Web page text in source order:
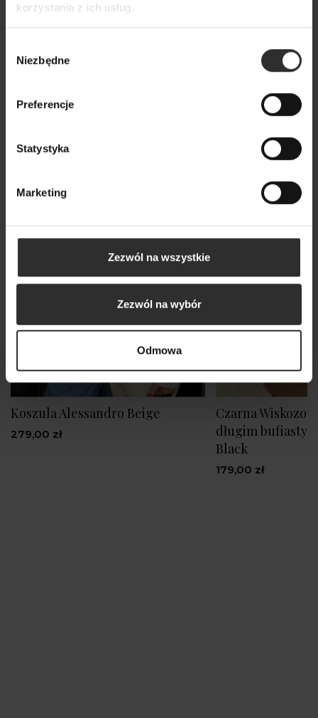
korzystania z ich usług.
zgody
Niezbędne
Preferencje
Statystyka
Marketing
Zezwól na wszystkie
Zezwól na wybór
Odmowa
Popularne produkty
Wybrane dla Ciebie z sercem i charakterem
Koszula Alessandro Beige
279,00 zł
Czarna
długim
Black
179,00 zł